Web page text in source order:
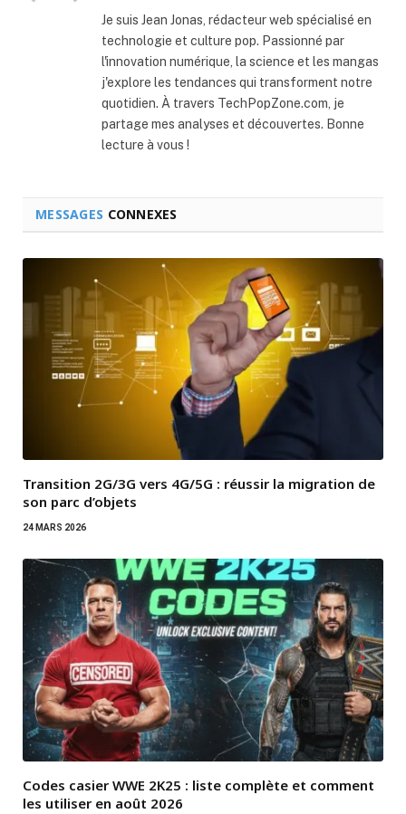
Je suis Jean Jonas, rédacteur web spécialisé en
technologie et culture pop. Passionné par
l'innovation numérique, la science et les mangas
j'explore les tendances qui transforment notre
quotidien. À travers TechPopZone.com, je
partage mes analyses et découvertes. Bonne
lecture à vous !
MESSAGES CONNEXES
Transition 2G/3G vers 4G/5G : réussir la migration de
son parc d’objets
24 MARS 2026
Codes casier WWE 2K25 : liste complète et comment
les utiliser en août 2026